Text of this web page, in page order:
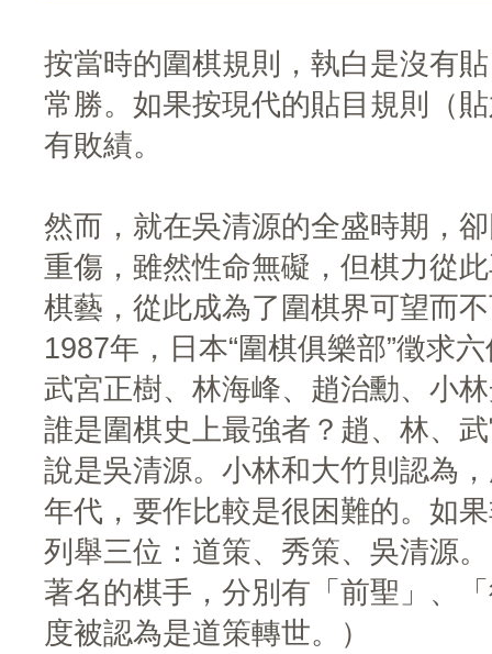
按當時的圍棋規則，執白是沒有
常勝。如果按現代的貼目規則（
有敗績。
然而，就在吳清源的全盛時期，
重傷，雖然性命無礙，但棋力從
棋藝，從此成為了圍棋界可望而
1987年，日本“圍棋俱樂部”徵求
武宮正樹、林海峰、趙治勳、小
誰是圍棋史上最強者？趙、林、
說是吳清源。小林和大竹則認為
年代，要作比較是很困難的。如
列舉三位：道策、秀策、吳清源
著名的棋手，分別有「前聖」、
度被認為是道策轉世。）